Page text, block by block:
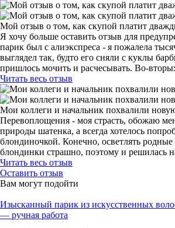
Мой отзыв о том, как скупой платит
Я хочу больше оставить отзыв для
парик был с алиэкспреса - я пожалела
выглядел так, будто его сняли с куклы
пришлось мочить и расчесывать. Во-
Читать весь отзыв
Мои коллеги и начальник похвалили
Перевоплощения - моя страсть, обожаю
природы шатенка, а всегда хотелось
блондиночкой. Конечно, осветлять
блондинки страшно, поэтому и решилась
Читать весь отзыв
Оставить отзыв
Вам могут подойти
Изысканный парик из искусственных
— ручная работа